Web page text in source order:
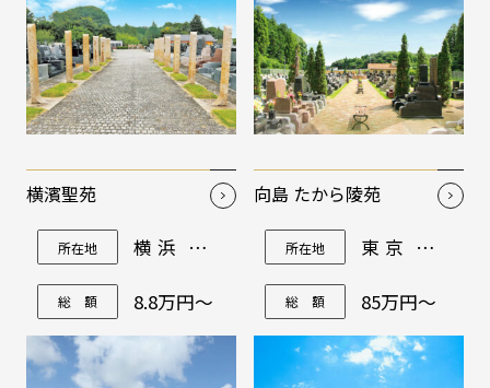
横濱聖苑
所在地 横浜市港
北区篠原
総 額 8.8万円～
向島 たから陵苑
所在地 東京都墨
田区東向
総 額 85万円～